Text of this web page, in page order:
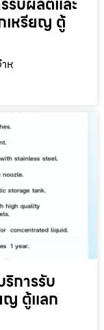
เหรียญ ตู้
ห
การรับ
ญ ตู้แลก